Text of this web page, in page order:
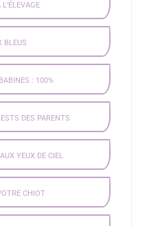
BLEUS
: 100%
DES PARENTS
YEUX DE CIEL
CHIOT